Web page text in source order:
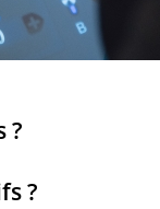
?
?